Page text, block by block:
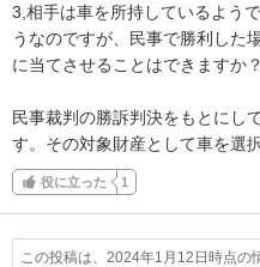
3,相手は車を所持しているよう
うなのですが、民事で勝利した
に当てさせることはできますか？
民事裁判の勝訴判決をもとにし
す。その対象財産として車を選
役に立った 1
この投稿は、2024年1月12日時点の